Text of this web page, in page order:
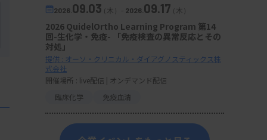
2026. 09.03（木） - 2026. 09.17（木）
2026 QuidelOrtho Learning Program 第14
回-生化学・免疫- 「免疫検査の異常反応とその
対処」
提供 : オーソ・クリニカル・ダイアグノスティックス株
式会社
開催場所 : live配信 | オンデマンド配信
臨床化学
免疫血清